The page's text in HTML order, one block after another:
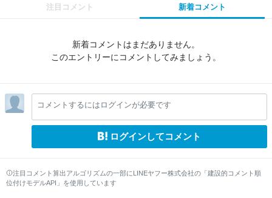
注目コメント 新着コメント
新着コメントはまだありません。
このエントリーにコメントしてみましょう。
コメントするにはログインが必要です
ログインしてコメント
注目コメント算出アルゴリズムの一部にLINEヤフー株式会社の「建設的コメント順
位付けモデルAPI」を使用しています